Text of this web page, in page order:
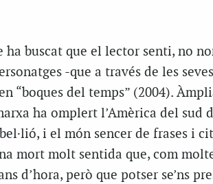
ha buscat que el lector senti, no
-que a través de les seves
“boques del temps” (2004).
ha omplert l’Amèrica del sud
i el món sencer de frases i
mort molt sentida que, com
d’hora, però que potser se’ns